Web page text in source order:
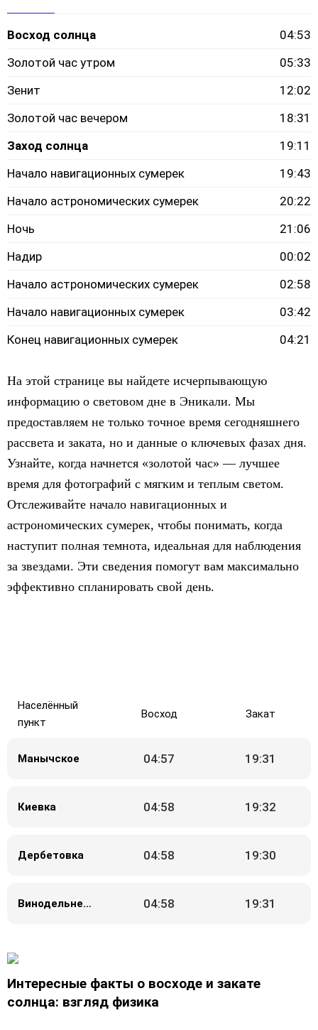
Восход солнца
04:53
Золотой час утром
05:33
Зенит
12:02
Золотой час вечером
18:31
Заход солнца
19:11
Начало навигационных сумерек
19:43
Начало астрономических сумерек
20:22
Ночь
21:06
Надир
00:02
Начало астрономических сумерек
02:58
Начало навигационных сумерек
03:42
Конец навигационных сумерек
04:21
На этой странице вы найдете исчерпывающую
информацию о световом дне в Эникали. Мы
предоставляем не только точное время сегодняшнего
рассвета и заката, но и данные о ключевых фазах дня.
Узнайте, когда начнется «золотой час» — лучшее
время для фотографий с мягким и теплым светом.
Отслеживайте начало навигационных и
астрономических сумерек, чтобы понимать, когда
наступит полная темнота, идеальная для наблюдения
за звездами. Эти сведения помогут вам максимально
эффективно спланировать свой день.
Населённый
пункт
Восход Закат
Манычское 04:57 19:31
Киевка 04:58 19:32
Дербетовка 04:58 19:30
Винодельненский 04:58 19:31
Интересные факты о восходе и закате
солнца: взгляд физика